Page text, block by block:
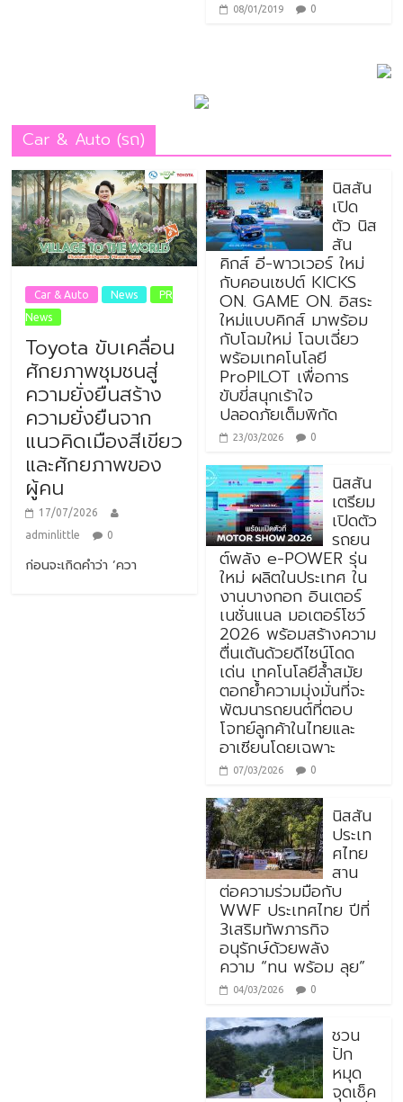
08/01/2019 0
Car & Auto (รถ)
Car & Auto News
PR
News
Toyota ขับเคลื่อน
ศักยภาพชุมชนสู่
ความยั่งยืนสร้าง
ความยั่งยืนจาก
แนวคิดเมืองสีเขียว
และศักยภาพของ
ผู้คน
17/07/2026
adminlittle
0
ก่อนจะเกิดคำว่า ‘ควา
นิสสัน
เปิด
ตัว นิส
สัน
คิกส์ อี-พาวเวอร์ ใหม่
กับคอนเซปต์ KICKS
ON. GAME ON. อิสระ
ใหม่แบบคิกส์ มาพร้อม
กับโฉมใหม่ โฉบเฉี่ยว
พร้อมเทคโนโลยี
ProPILOT เพื่อการ
ขับขี่สนุกเร้าใจ
ปลอดภัยเต็มพิกัด
23/03/2026 0
นิสสัน
เตรียม
เปิดตัว
รถยน
ต์พลัง e-POWER รุ่น
ใหม่ ผลิตในประเทศ ใน
งานบางกอก อินเตอร์
เนชั่นแนล มอเตอร์โชว์
2026 พร้อมสร้างความ
ตื่นเต้นด้วยดีไซน์โดด
เด่น เทคโนโลยีล้ำสมัย
ตอกย้ำความมุ่งมั่นที่จะ
พัฒนารถยนต์ที่ตอบ
โจทย์ลูกค้าในไทยและ
อาเซียนโดยเฉพาะ
07/03/2026 0
นิสสัน
ประเท
ศไทย
สาน
ต่อความร่วมมือกับ
WWF ประเทศไทย ปีที่
3เสริมทัพภารกิจ
อนุรักษ์ด้วยพลัง
ความ “ทน พร้อม ลุย”
04/03/2026 0
ชวน
ปัก
หมุด
จุดเช็ค